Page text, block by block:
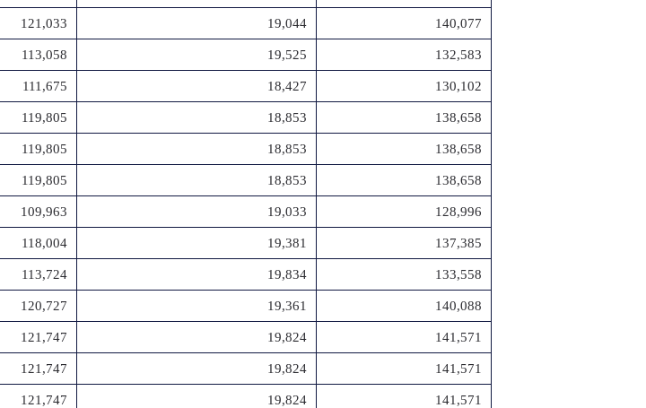
121,033 19,044 140,077
113,058 19,525 132,583
111,675 18,427 130,102
119,805 18,853 138,658
119,805 18,853 138,658
119,805 18,853 138,658
109,963 19,033 128,996
118,004 19,381 137,385
113,724 19,834 133,558
120,727 19,361 140,088
121,747 19,824 141,571
121,747 19,824 141,571
121,747 19,824 141,571